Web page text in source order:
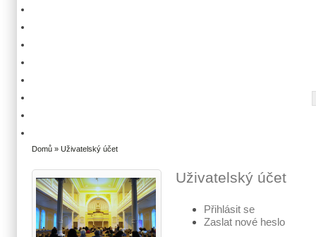
Domů » Uživatelský účet
Uživatelský účet
Přihlásit se
Zaslat nové heslo